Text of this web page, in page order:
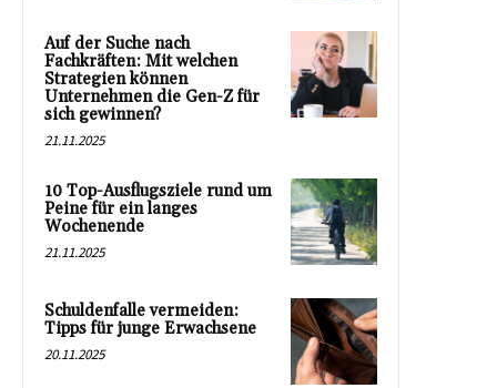
Auf der Suche nach
Fachkräften: Mit welchen
Strategien können
Unternehmen die Gen-Z für
sich gewinnen?
21.11.2025
10 Top-Ausflugsziele rund um
Peine für ein langes
Wochenende
21.11.2025
Schuldenfalle vermeiden:
Tipps für junge Erwachsene
20.11.2025